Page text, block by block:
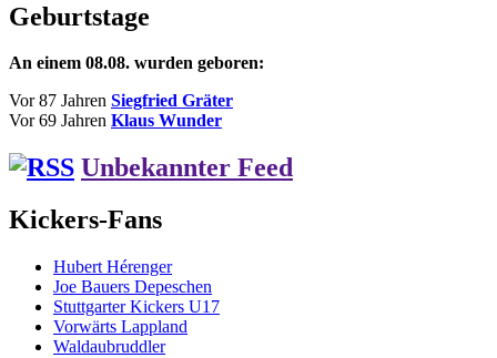
Geburtstage
An einem 08.08. wurden geboren:
Vor 87 Jahren Siegfried Gräter
Vor 69 Jahren Klaus Wunder
Unbekannter Feed
Kickers-Fans
Hubert Hérenger
Joe Bauers Depeschen
Stuttgarter Kickers U17
Vorwärts Lappland
Waldaubruddler